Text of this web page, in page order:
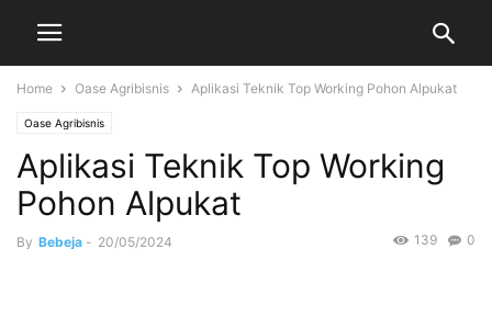
Home Oase Agribisnis Aplikasi Teknik Top Working Pohon Alpukat
Oase Agribisnis
Aplikasi Teknik Top Working
Pohon Alpukat
By Bebeja - 20/05/2024 0
139